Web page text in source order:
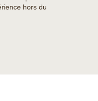
hors du